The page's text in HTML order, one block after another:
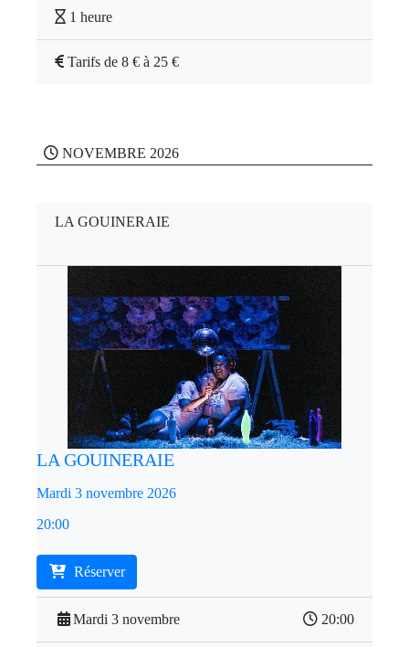
1 heure
Tarifs de 8 € à 25 €
NOVEMBRE 2026
LA GOUINERAIE
LA GOUINERAIE
Mardi 3 novembre 2026
20:00
Réserver
Mardi 3 novembre 20:00